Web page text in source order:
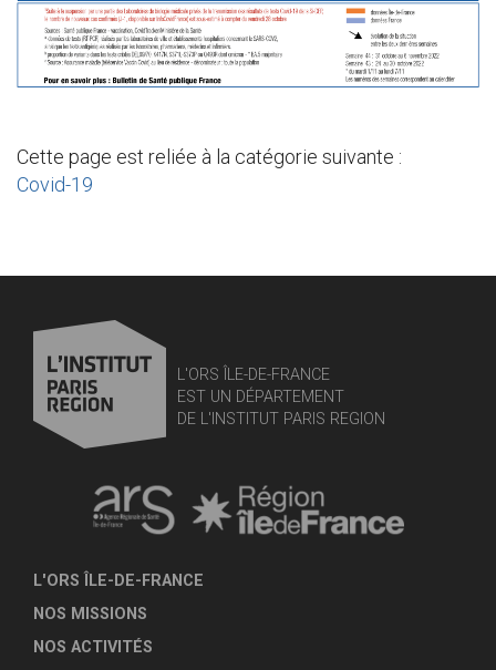
Cette page est reliée à la catégorie suivante :
Covid-19
L'ORS ÎLE-DE-FRANCE
EST UN DÉPARTEMENT
DE L'INSTITUT PARIS REGION
L'ORS ÎLE-DE-FRANCE
NOS MISSIONS
NOS ACTIVITÉS